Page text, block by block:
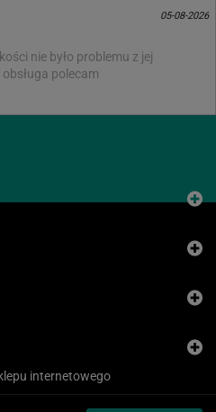
05-08-2026
nie było problemu z jej
polecam